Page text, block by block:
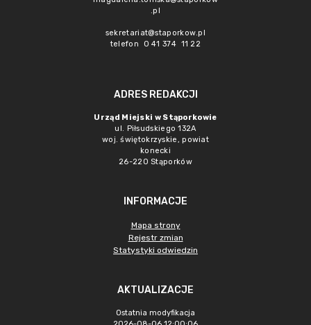
.pl
sekretariat@staporkow.pl
telefon 0 41 374 11 22
ADRES REDAKCJI
Urząd Miejski w Stąporkowie
ul. Piłsudskiego 132A
woj. świętokrzyskie, powiat
konecki
26-220 Stąporków
INFORMACJE
Mapa strony
Rejestr zmian
Statystyki odwiedzin
AKTUALIZACJE
Ostatnia modyfikacja